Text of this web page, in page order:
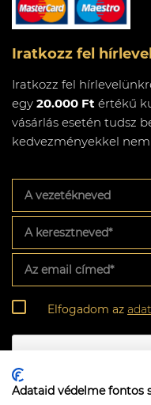
Iratkozz fel
Iratkozz fel
egy 20.000 Ft értékű
vásárlás esetén tudsz
kedvezményekkel
vezetékneved
keresztneved*
email
címed*
Adatkezelési
szabályzat*
Elfogadom az
CAPTCHA
Adataid védelme fontos